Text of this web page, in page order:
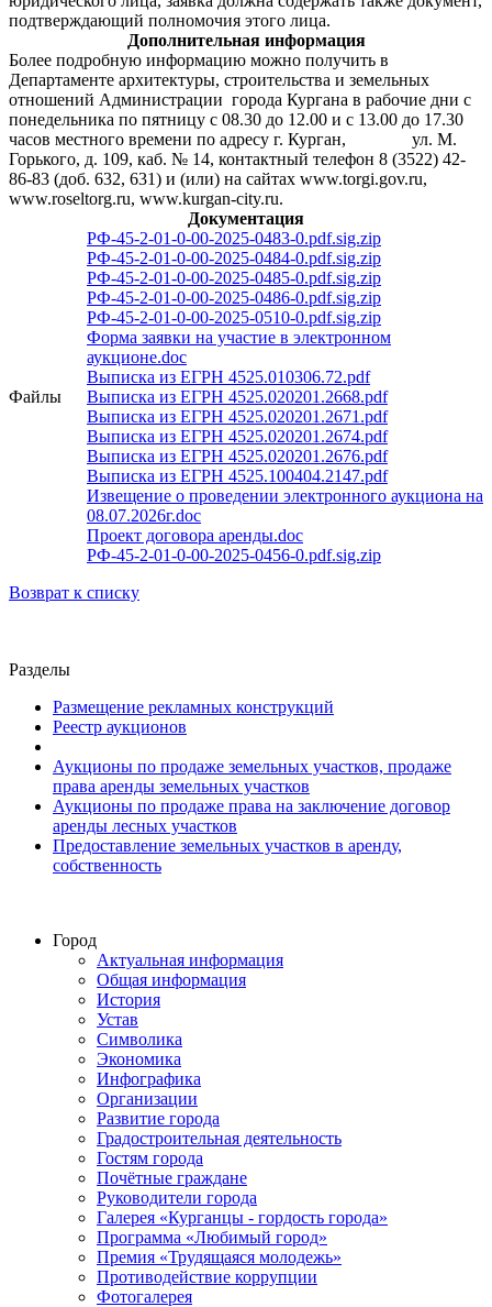
подтверждающий полномочия этого лица.
Дополнительная информация
Более подробную информацию можно получить в
Департаменте архитектуры, строительства и земельных
отношений Администрации города Кургана в рабочие дни с
понедельника по пятницу с 08.30 до 12.00 и с 13.00 до 17.30
часов местного времени по адресу г. Курган, ул. М.
Горького, д. 109, каб. № 14, контактный телефон 8 (3522) 42-
86-83 (доб. 632, 631) и (или) на сайтах www.torgi.gov.ru,
www.roseltorg.ru, www.kurgan-city.ru.
Документация
Файлы
РФ-45-2-01-0-00-2025-0483-0.pdf.sig.zip
РФ-45-2-01-0-00-2025-0484-0.pdf.sig.zip
РФ-45-2-01-0-00-2025-0485-0.pdf.sig.zip
РФ-45-2-01-0-00-2025-0486-0.pdf.sig.zip
РФ-45-2-01-0-00-2025-0510-0.pdf.sig.zip
Форма заявки на участие в электронном
аукционе.doc
Выписка из ЕГРН 4525.010306.72.pdf
Выписка из ЕГРН 4525.020201.2668.pdf
Выписка из ЕГРН 4525.020201.2671.pdf
Выписка из ЕГРН 4525.020201.2674.pdf
Выписка из ЕГРН 4525.020201.2676.pdf
Выписка из ЕГРН 4525.100404.2147.pdf
Извещение о проведении электронного аукциона на
08.07.2026г.doc
Проект договора аренды.doc
РФ-45-2-01-0-00-2025-0456-0.pdf.sig.zip
Возврат к списку
Разделы
Размещение рекламных конструкций
Реестр аукционов
Аукционы по продаже земельных участков, продаже
права аренды земельных участков
Аукционы по продаже права на заключение договор
аренды лесных участков
Предоставление земельных участков в аренду,
собственность
Город
Актуальная информация
Общая информация
История
Устав
Символика
Экономика
Инфографика
Организации
Развитие города
Градостроительная деятельность
Гостям города
Почётные граждане
Руководители города
Галерея «Курганцы - гордость города»
Программа «Любимый город»
Премия «Трудящаяся молодежь»
Противодействие коррупции
Фотогалерея